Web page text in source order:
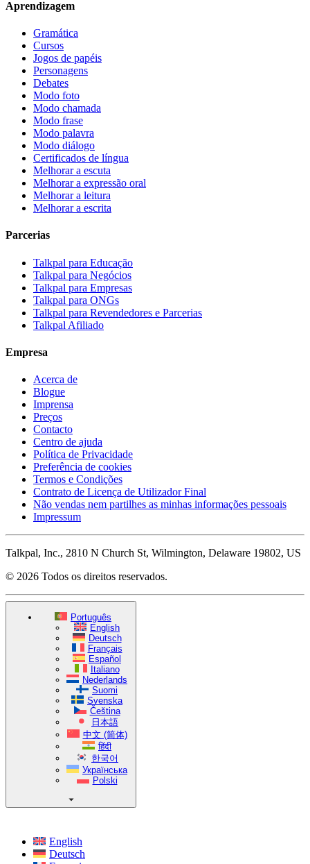
Aprendizagem
Gramática
Cursos
Jogos de papéis
Personagens
Debates
Modo foto
Modo chamada
Modo frase
Modo palavra
Modo diálogo
Certificados de língua
Melhorar a escuta
Melhorar a expressão oral
Melhorar a leitura
Melhorar a escrita
Parcerias
Talkpal para Educação
Talkpal para Negócios
Talkpal para Empresas
Talkpal para ONGs
Talkpal para Revendedores e Parcerias
Talkpal Afiliado
Empresa
Acerca de
Blogue
Imprensa
Preços
Contacto
Centro de ajuda
Política de Privacidade
Preferência de cookies
Termos e Condições
Contrato de Licença de Utilizador Final
Não vendas nem partilhes as minhas informações pessoais
Impressum
Talkpal, Inc., 2810 N Church St, Wilmington, Delaware 19802, US
© 2026 Todos os direitos reservados.
Português
English
Deutsch
Français
Español
Italiano
Nederlands
Suomi
Svenska
Čeština
日本語
中文 (简体)
हिंदी
한국어
Українська
Polski
English
Deutsch